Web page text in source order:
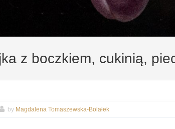
z boczkiem, cukinią,
by Magdalena Tomaszewska-Bolałek